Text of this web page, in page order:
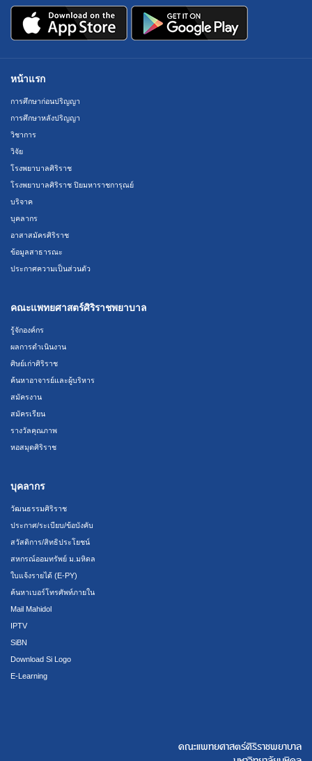
หน้าแรก
การศึกษาก่อนปริญญา
การศึกษาหลังปริญญา
วิชาการ
วิจัย
โรงพยาบาลศิริราช
โรงพยาบาลศิริราช ปิยมหาราชการุณย์
บริจาค
บุคลากร
อาสาสมัครศิริราช
ข้อมูลสาธารณะ
ประกาศความเป็นส่วนตัว
คณะแพทยศาสตร์ศิริราชพยาบาล
รู้จักองค์กร
ผลการดำเนินงาน
ศิษย์เก่าศิริราช
ค้นหาอาจารย์และผู้บริหาร
สมัครงาน
สมัครเรียน
รางวัลคุณภาพ
หอสมุดศิริราช
บุคลากร
วัฒนธรรมศิริราช
ประกาศ/ระเบียบ/ข้อบังคับ
สวัสดิการ/สิทธิประโยชน์
สหกรณ์ออมทรัพย์ ม.มหิดล
ใบแจ้งรายได้ (E-PY)
ค้นหาเบอร์โทรศัพท์ภายใน
Mail Mahidol
IPTV
SiBN
Download Si Logo
E-Learning
คณะแพทยศาสตร์ศิริราชพยาบาล